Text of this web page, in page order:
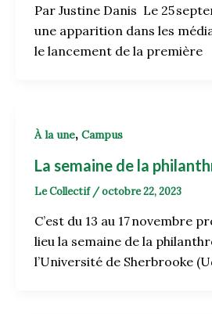
Par Justine Danis Le 25
une apparition dans les
le lancement de la première
À la une, Campus
La semaine de la
Le Collectif /octobre 22, 2023
C’est du 13 au 17 novembre
lieu la semaine de la
l’Université de Sherbrooke